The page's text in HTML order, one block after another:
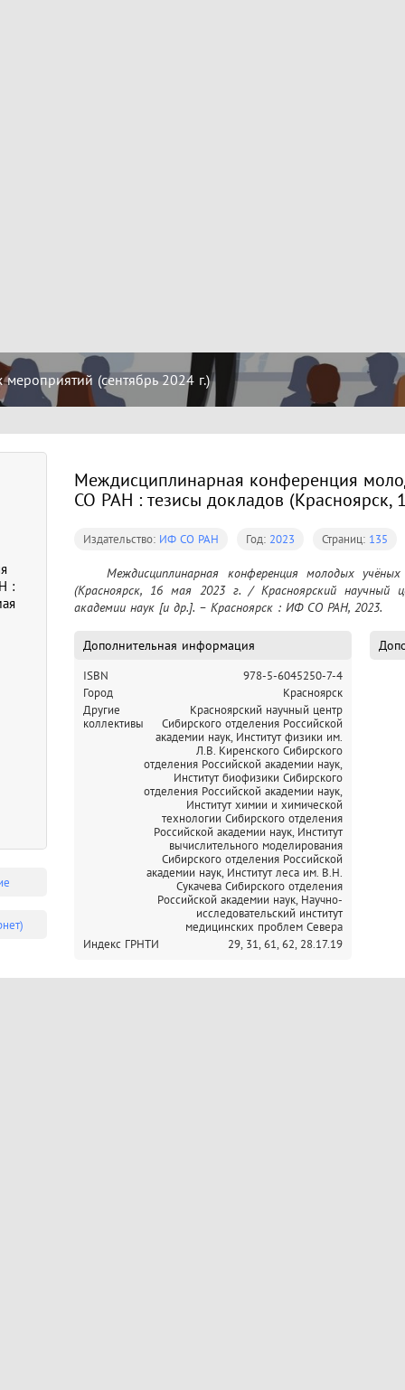
(сентябрь 2024 г.)
:
Междисциплинарная конференция
СО РАН : тезисы докладов (Красноярск,
Издательство: ИФ СО РАН Год: 2023 Страниц: 135
	Междисциплинарная конференция молодых учёных ФИЦ КНЦ СО РАН : тезисы докладов
(Красноярск, 16 мая 2023 г. / Красноярский научный
академии наук [и др.]. – Красноярск : ИФ СО РАН, 2023.
Дополнительная информация
ISBN
978-5-6045250-7-4
Город
Красноярск
Другие
коллективы
Красноярский научный центр
Сибирского отделения Российской
академии наук, Институт физики им.
Л.В. Киренского Сибирского
отделения Российской академии наук,
Институт биофизики Сибирского
отделения Российской академии наук,
Институт химии и химической
технологии Сибирского отделения
Российской академии наук, Институт
вычислительного моделирования
Сибирского отделения Российской
академии наук, Институт леса им. В.Н.
Сукачева Сибирского отделения
Российской академии наук, Научно-
исследовательский институт
медицинских проблем Севера
Индекс ГРНТИ
29, 31, 61, 62, 28.17.19